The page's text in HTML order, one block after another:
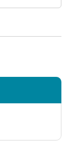
dans un
nouvel onglet)